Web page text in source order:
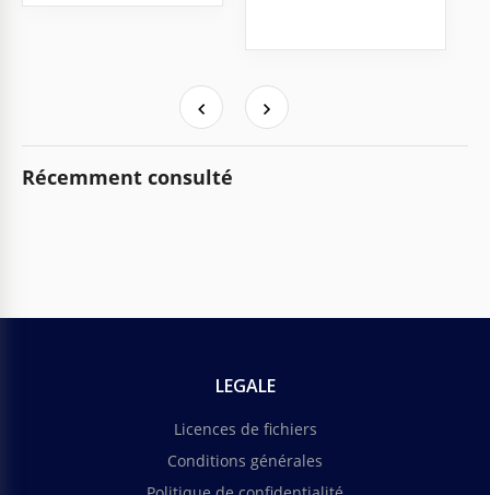
Récemment consulté
LEGALE
Licences de fichiers
Conditions générales